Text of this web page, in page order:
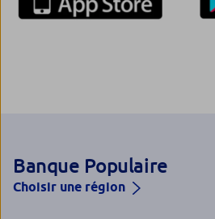
Banque Populaire
Choisir une région